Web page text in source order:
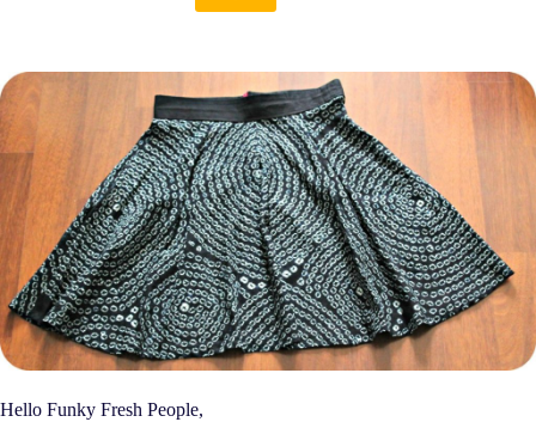
Hello Funky Fresh People,